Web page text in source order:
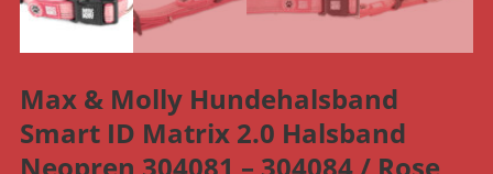
Max & Molly Hundehalsband
Smart ID Matrix 2.0 Halsband